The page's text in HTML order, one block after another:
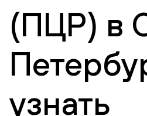
(ПЦР) в
узнать